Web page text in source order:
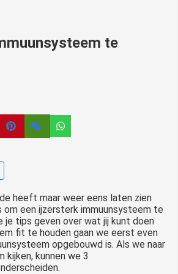
te
heeft maar weer eens laten zien
om een ijzersterk immuunsysteem te
je tips geven over wat jij kunt doen
fit te houden gaan we eerst even
opgebouwd is. Als we naar
kijken, kunnen we 3